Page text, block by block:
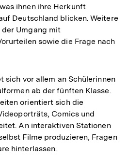
ihnen ihre Herkunft
Deutschland blicken. Weitere
Umgang mit
sowie die Frage nach
sich vor allem an Schülerinnen
ab der fünften Klasse.
orientiert sich die
Comics und
An interaktiven Stationen
Filme produzieren, Fragen
hinterlassen.